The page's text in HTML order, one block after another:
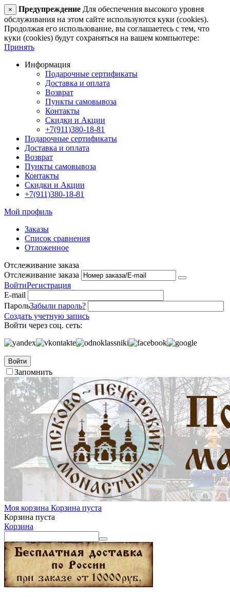
× Предупреждение Для обеспечения высокого уровня
обслуживания на этом сайте используются куки (cookies).
Продолжая его использование, вы соглашаетесь с тем, что
куки (cookies) будут сохраняться на вашем компьютере:
Принять
Информация
Подарочные сертификаты
Доставка и оплата
Возврат
Пункты самовывоза
Контакты
Скидки и Акции
+7(911)380-18-81
Подарочные сертификаты
Доставка и оплата
Возврат
Пункты самовывоза
Контакты
Скидки и Акции
+7(911)380-18-81
Мой профиль
Заказы
Список сравнения
Отложенное
Отслеживание заказа
Отслеживание заказа
ВойтиРегистрация
E-mail
ПарольЗабыли пароль?
Создать учетную запись
Войти через соц. сеть:
Войти
Запомнить
Моя корзина Корзина пуста
Корзина пуста
Корзина